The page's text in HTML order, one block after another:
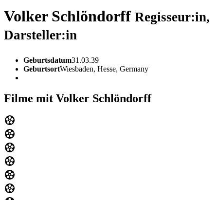
Volker Schlöndorff Regisseur:in,
Darsteller:in
Geburtsdatum31.03.39
GeburtsortWiesbaden, Hesse, Germany
Filme mit Volker Schlöndorff